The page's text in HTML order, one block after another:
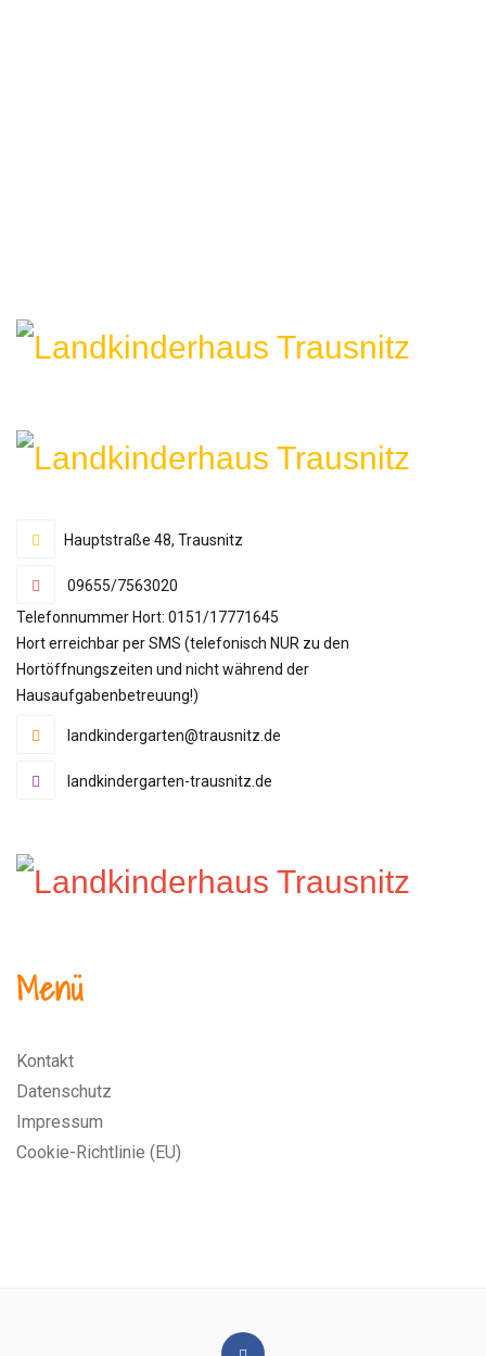
Hauptstraße 48, Trausnitz
09655/7563020
Telefonnummer Hort: 0151/17771645
Hort erreichbar per SMS (telefonisch NUR zu den
Hortöffnungszeiten und nicht während der
Hausaufgabenbetreuung!)
landkindergarten@trausnitz.de
landkindergarten-trausnitz.de
Menü
Kontakt
Datenschutz
Impressum
Cookie-Richtlinie (EU)